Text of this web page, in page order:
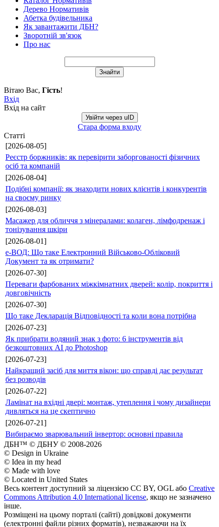
Дерево Нормативів
Абетка будівельника
Як завантажити ДБН?
Зворотній зв'язок
Про нас
Вітаю Вас, Гість!
Вхід
Вхід на сайт
Увійти через uID
Стара форма входу
Статті
[2026-08-05]
Реєстр боржників: як перевірити заборгованості фізичних
осіб та компаній
[2026-08-04]
Подібні компанії: як знаходити нових клієнтів і конкурентів
на своєму ринку
[2026-08-03]
Масажер для обличчя з мінералами: колаген, лімфодренаж і
тонізування шкіри
[2026-08-01]
е-ВОД: Що таке Електронний Військово-Обліковий
Документ та як отримати?
[2026-07-30]
Переваги фарбованих міжкімнатних дверей: колір, покриття і
довговічність
[2026-07-30]
Що таке Декларація Відповідності та коли вона потрібна
[2026-07-23]
Як прибрати водяний знак з фото: 6 інструментів від
безкоштовних AI до Photoshop
[2026-07-23]
Найкращий засіб для миття вікон: що справді дає результат
без розводів
[2026-07-22]
Ламінат на вхідні двері: монтаж, утеплення і чому дизайнери
дивляться на це скептично
[2026-07-21]
Вибираємо зварювальний інвертор: основні правила
ДБН™ © ДБНУ © 2008-2026
© Design in Ukraine
© Idea in my head
© Made with love
© Located in United States
Весь контент доступний за ліцензією CC BY, OGL або Creative
Commons Attribution 4.0 International license, якщо не зазначено
інше.
Розміщені на цьому порталі (сайті) довідкові документи
(електронні файли різних форматів), незважаючи на їх